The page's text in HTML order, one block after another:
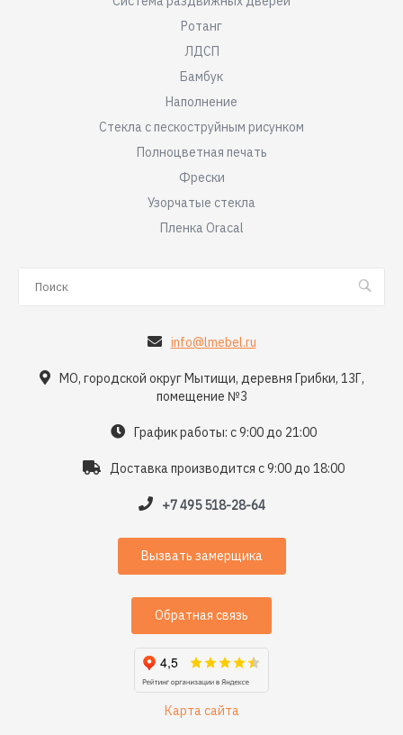
Ротанг
ЛДСП
Бамбук
Наполнение
Стекла с пескоструйным рисунком
Полноцветная печать
Фрески
Узорчатые стекла
Пленка Oracal
info@lmebel.ru
МО, городской округ Мытищи, деревня Грибки, 13Г,
помещение №3
График работы: с 9:00 до 21:00
Доставка производится с 9:00 до 18:00
+7 495 518-28-64
Вызвать замерщика
Обратная связь
Карта сайта